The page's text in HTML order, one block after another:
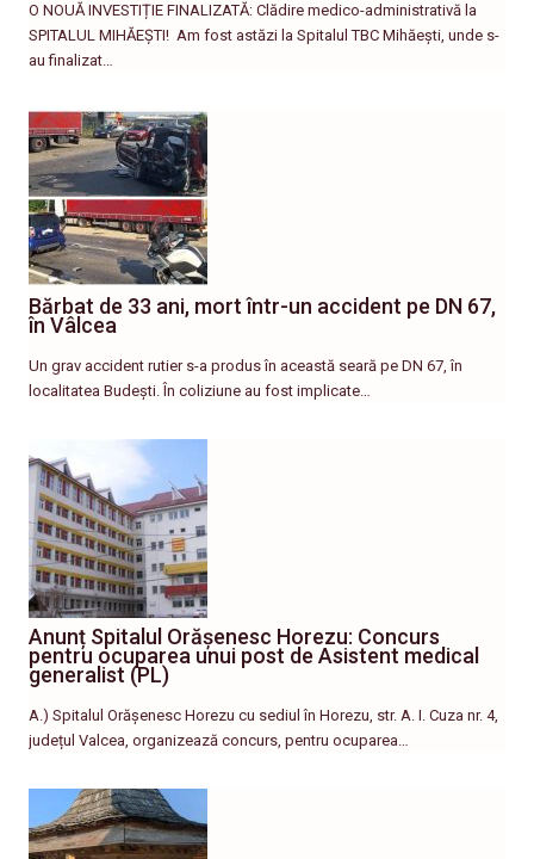
O NOUĂ INVESTIȚIE FINALIZATĂ: Clădire medico-administrativă la
SPITALUL MIHĂEȘTI! ​ Am fost astăzi la Spitalul TBC Mihăești, unde s-
au finalizat…
Bărbat de 33 ani, mort într-un accident pe DN 67,
în Vâlcea
Un grav accident rutier s-a produs în această seară pe DN 67, în
localitatea Budești. În coliziune au fost implicate…
Anunț Spitalul Orășenesc Horezu: Concurs
pentru ocuparea unui post de Asistent medical
generalist (PL)
A.) Spitalul Orășenesc Horezu cu sediul în Horezu, str. A. I. Cuza nr. 4,
județul Valcea, organizează concurs, pentru ocuparea…